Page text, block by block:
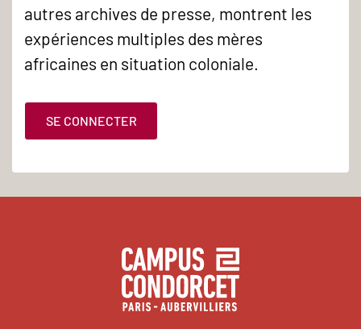
autres archives de presse, montrent les
expériences multiples des mères
africaines en situation coloniale.
SE CONNECTER